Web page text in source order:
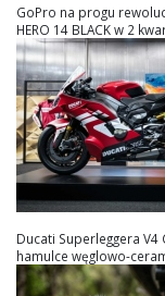
GoPro na progu
HERO 14 BLACK w 2
Ducati Superleggera
hamulce węglowo-